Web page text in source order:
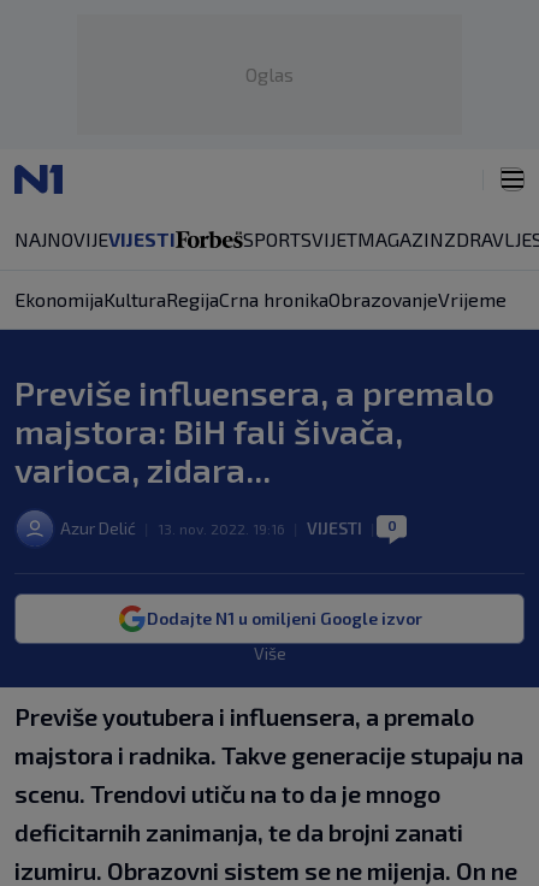
Oglas
NAJNOVIJEVIJESTI SPORTSVIJETMAGAZINZDRAVLJE
EkonomijaKulturaRegijaCrna hronikaObrazovanjeVrijeme
Previše influensera, a premalo
majstora: BiH fali šivača,
varioca, zidara...
Azur Delić 13. nov. 2022. 19:16 VIJESTI 0
Dodajte N1 u omiljeni Google izvor
Više
Previše youtubera i influensera, a premalo
majstora i radnika. Takve generacije stupaju na
scenu. Trendovi utiču na to da je mnogo
deficitarnih zanimanja, te da brojni zanati
izumiru. Obrazovni sistem se ne mijenja. On ne